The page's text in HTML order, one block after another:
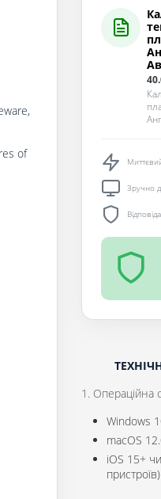
of
Зручно
1. Операційна
Windows
macOS
iOS 15+